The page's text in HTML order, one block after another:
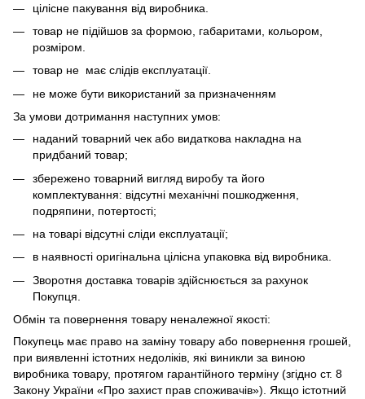
цілісне пакування від виробника.
товар не підійшов за формою, габаритами, кольором,
розміром.
товар не має слідів експлуатації.
не може бути використаний за призначенням
За умови дотримання наступних умов:
наданий товарний чек або видаткова накладна на
придбаний товар;
збережено товарний вигляд виробу та його
комплектування: відсутні механічні пошкодження,
подряпини, потертості;
на товарі відсутні сліди експлуатації;
в наявності оригінальна цілісна упаковка від виробника.
Зворотня доставка товарів здійснюється за рахунок
Покупця.
Обмін та повернення товару неналежної якості:
Покупець має право на заміну товару або повернення грошей,
при виявленні істотних недоліків, які виникли за виною
виробника товару, протягом гарантійного терміну (згідно ст. 8
Закону України «Про захист прав споживачів»). Якщо істотний